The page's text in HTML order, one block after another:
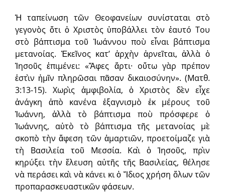
Ἡ ταπείνωση τῶν Θεοφανείων συνίσταται στὸ
γεγονὸς ὅτι ὁ Χριστὸς ὑποβάλλει τὸν ἑαυτό Του
στὸ βάπτισμα τοῦ Ἰωάννου ποὺ εἶναι βάπτισμα
μετανοίας. Ἐκεῖνος κατ’ ἀρχὴν ἀρνεῖται, ἀλλὰ ὁ
Ἰησοῦς ἐπιμένει: «Ἄφες ἄρτι· οὕτω γὰρ πρέπον
ἐστὶν ἡμῖν πληρῶσαι πᾶσαν δικαιοσύνην». (Ματθ.
3:13-15). Χωρὶς ἀμφιβολία, ὁ Χριστὸς δὲν εἶχε
ἀνάγκη ἀπὸ κανένα ἐξαγνισμὸ ἐκ μέρους τοῦ
Ἰωάννη, ἀλλὰ τὸ βάπτισμα ποὺ πρόσφερε ὁ
Ἰωάννης, αὐτὸ τὸ βάπτισμα τῆς μετανοίας μὲ
σκοπὸ τὴν ἄφεση τῶν ἁμαρτιῶν, προετοίμαζε γιὰ
τὴ Βασιλεία τοῦ Μεσσία. Καὶ ὁ Ἰησοῦς, πρὶν
κηρύξει τὴν ἔλευση αὐτῆς τῆς Βασιλείας, θέλησε
νὰ περάσει καὶ νὰ κάνει κι ὁ Ἴδιος χρήση ὅλων τῶν
προπαρασκευαστικῶν φάσεων.